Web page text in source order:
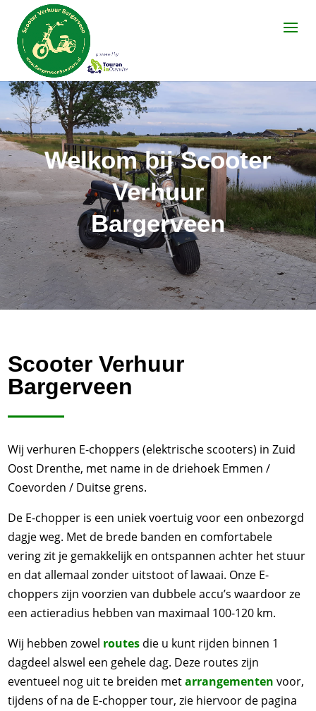
Welkom bij Scooter
Verhuur
Bargerveen
Scooter Verhuur
Bargerveen
Wij verhuren E-choppers (elektrische scooters) in Zuid
Oost Drenthe, met name in de driehoek Emmen /
Coevorden / Duitse grens.
De E-chopper is een uniek voertuig voor een onbezorgd
dagje weg. Met de brede banden en comfortabele
vering zit je gemakkelijk en ontspannen achter het stuur
en dat allemaal zonder uitstoot of lawaai. Onze E-
choppers zijn voorzien van dubbele accu’s waardoor ze
een actieradius hebben van maximaal 100-120 km.
Wij hebben zowel routes die u kunt rijden binnen 1
dagdeel alswel een gehele dag. Deze routes zijn
eventueel nog uit te breiden metarrangementen voor,
tijdens of na de E-chopper tour, zie hiervoor de pagina